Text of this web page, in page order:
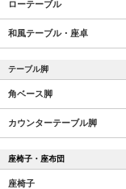
ローテーブル
和風テーブル・座卓
テーブル脚
角ベース脚
カウンターテーブル脚
座椅子・座布団
座椅子